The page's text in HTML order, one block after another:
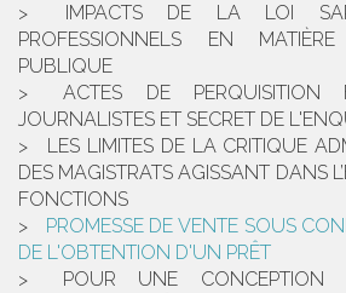
IMPACTS DE LA LOI
PROFESSIONNELS EN
PUBLIQUE
ACTES DE PERQUISITION
JOURNALISTES ET SECRET DE
LES LIMITES DE LA CRITIQUE
DES MAGISTRATS AGISSANT DANS
FONCTIONS
PROMESSE DE VENTE SOUS
DE L'OBTENTION D'UN PRÊT
POUR UNE